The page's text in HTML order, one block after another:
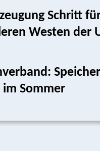
Schritt
Westen der
Sommer